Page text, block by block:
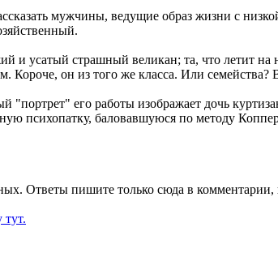
мужчины, ведущие образ жизни с
и усатый страшный великан; та, что летит на
Короче, он из того же класса. Или семейства?
"портрет" его работы изображает дочь
психопатку, баловавшуюся по методу
Ответы пишите только сюда в комментарии,